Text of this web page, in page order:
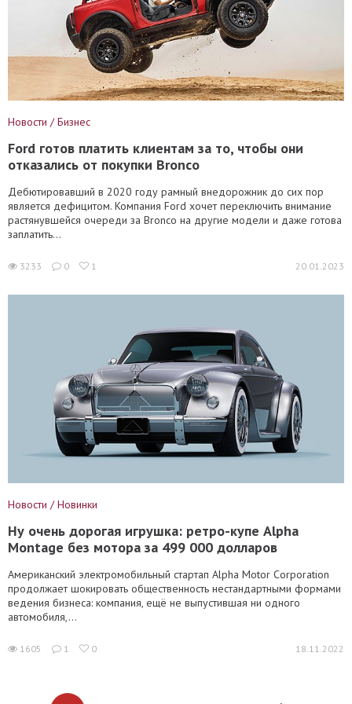
Новости / Бизнес
Ford готов платить клиентам за то, чтобы они
отказались от покупки Bronco
Дебютировавший в 2020 году рамный внедорожник до сих пор
является дефицитом. Компания Ford хочет переключить внимание
растянувшейся очереди за Bronco на другие модели и даже готова
заплатить...
3233 0 1 20.01.2023
Новости / Новинки
Ну очень дорогая игрушка: ретро-купе Alpha
Montage без мотора за 499 000 долларов
Американский электромобильный стартап Alpha Motor Corporation
продолжает шокировать общественность нестандартными формами
ведения бизнеса: компания, ещё не выпустившая ни одного
автомобиля,...
1605 1 0 18.11.2022